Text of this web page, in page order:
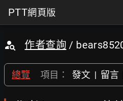
PTT網頁版
作者查詢 /
總覽 項目： 發文 | 留言